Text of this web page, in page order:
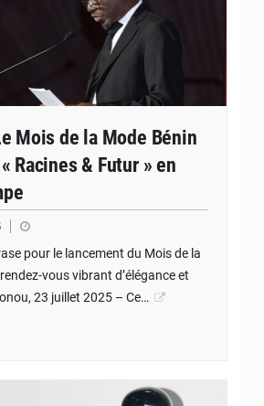
Mois de la Mode Bénin
Racines & Futur » en
pour le lancement du Mois de la
vous vibrant d’élégance et
23 juillet 2025 – Ce…